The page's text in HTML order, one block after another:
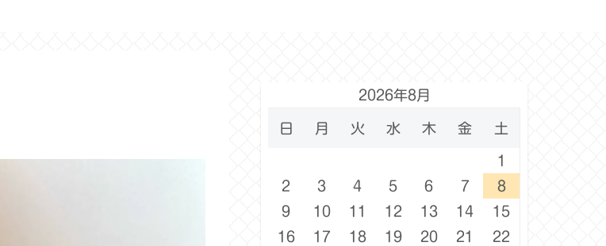
2026年8月
日 月 火 水 木 金 土
1
2
3 4 5 6 7
8
9
10 11 12 13 14
15
16
17 18 19 20 21
22